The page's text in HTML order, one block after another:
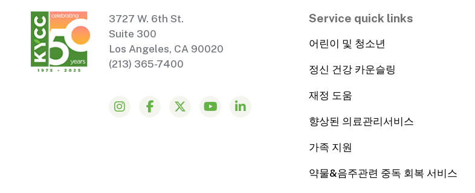
3727 W. 6th St.
Suite 300
Los Angeles, CA 90020
(213) 365-7400
Service quick links
어린이 및 청소년
정신 건강 카운슬링
재정 도움
향상된 의료관리서비스
가족 지원
약물&음주관련 중독 회복 서비스